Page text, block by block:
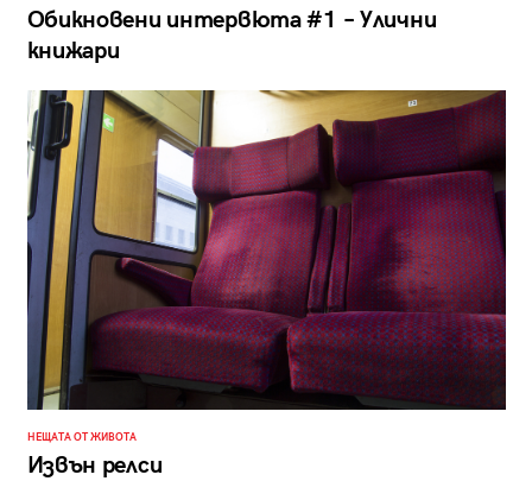
Обикновени интервюта #1 – Улични
книжари
НЕЩАТА ОТ ЖИВОТА
Извън релси